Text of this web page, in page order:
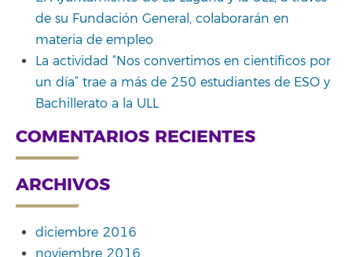
de su Fundación General, colaborarán en
materia de empleo
La actividad “Nos convertimos en científicos por
un día” trae a más de 250 estudiantes de ESO y
Bachillerato a la ULL
COMENTARIOS RECIENTES
ARCHIVOS
diciembre 2016
noviembre 2016